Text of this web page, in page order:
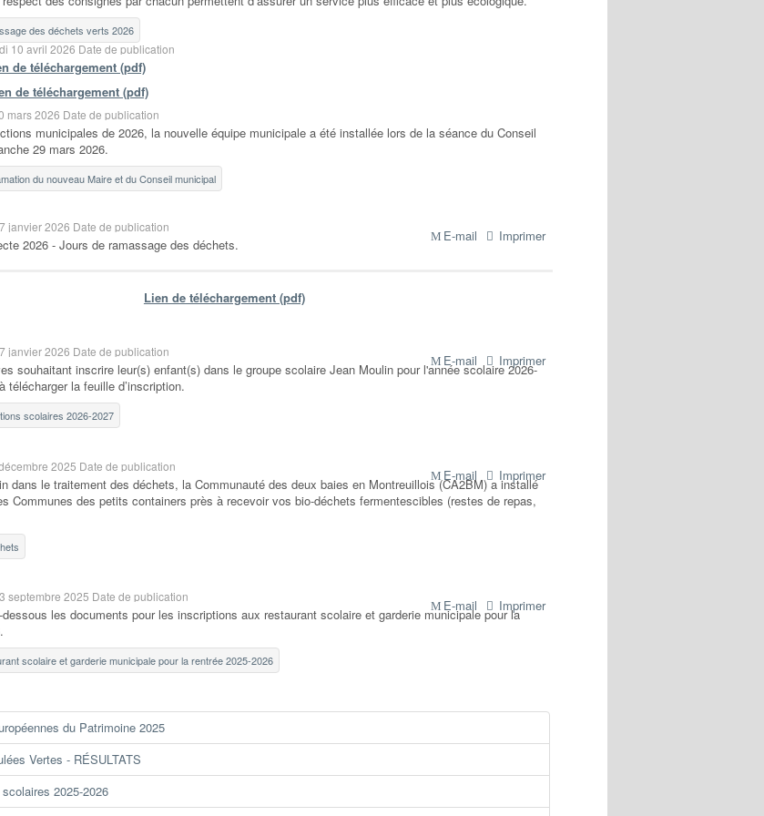
des déchets verts 2026
10 avril 2026 Date de publication
de téléchargement (pdf)
de téléchargement (pdf)
mars 2026 Date de publication
municipales de 2026, la nouvelle équipe municipale a été installée lors de la séance du Conseil
29 mars 2026.
du nouveau Maire et du Conseil municipal
Imprimer
E-mail
janvier 2026 Date de publication
2026 - Jours de ramassage des déchets.
Lien de téléchargement (pdf)
Imprimer
E-mail
janvier 2026 Date de publication
souhaitant inscrire leur(s) enfant(s) dans le groupe scolaire Jean Moulin pour l'année scolaire 2026-
télécharger la feuille d’inscription.
scolaires 2026-2027
Imprimer
E-mail
2025 Date de publication
dans le traitement des déchets, la Communauté des deux baies en Montreuillois (CA2BM) a installé
Communes des petits containers près à recevoir vos bio-déchets fermentescibles (restes de repas,
Imprimer
E-mail
septembre 2025 Date de publication
les documents pour les inscriptions aux restaurant scolaire et garderie municipale pour la
scolaire et garderie municipale pour la rentrée 2025-2026
du Patrimoine 2025
Vertes - RÉSULTATS
2025-2026